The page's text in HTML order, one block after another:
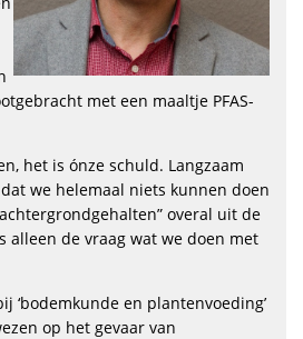
met een maaltje PFAS-
het is ónze schuld. Langzaam
we helemaal niets kunnen doen
overal uit de
alleen de vraag wat we doen met
‘bodemkunde en plantenvoeding’
op het gevaar van